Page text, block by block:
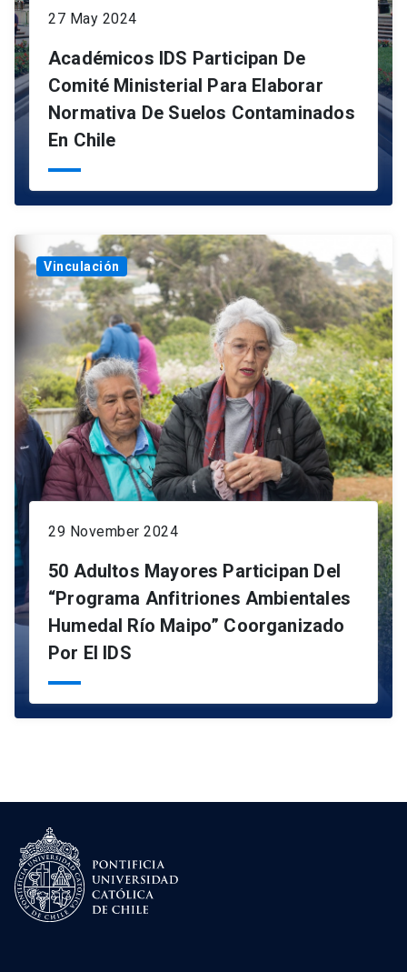
27 May 2024
Académicos IDS Participan De
Comité Ministerial Para Elaborar
Normativa De Suelos Contaminados
En Chile
Vinculación
29 November 2024
50 Adultos Mayores Participan Del
“Programa Anfitriones Ambientales
Humedal Río Maipo” Coorganizado
Por El IDS